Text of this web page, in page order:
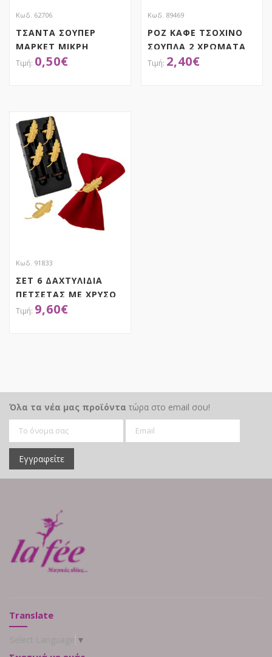
Κωδ. 62706
ΤΣΑΝΤΑ ΣΟΥΠΕΡ
ΜΑΡΚΕΤ ΜΙΚΡΗ
36Χ40ΕΚ
0,50€
Κωδ. 89469
ΡΟΖ ΚΑΦΕ ΤΣΟΧΙΝΟ
ΣΟΥΠΛΑ 2 ΧΡΩΜΑΤΑ
35X35X0,3ΕΚ
2,40€
Κωδ. 91833
ΣΕΤ 6 ΔΑΧΤΥΛΙΔΙΑ
ΠΕΤΣΕΤΑΣ ΜΕ ΧΡΥΣΟ
ΦΥΛΛΟ 4Χ8
9,60€
Όλα τα νέα μας προϊόντα τώρα στο email σου!
Εγγραφείτε
Translate
▼